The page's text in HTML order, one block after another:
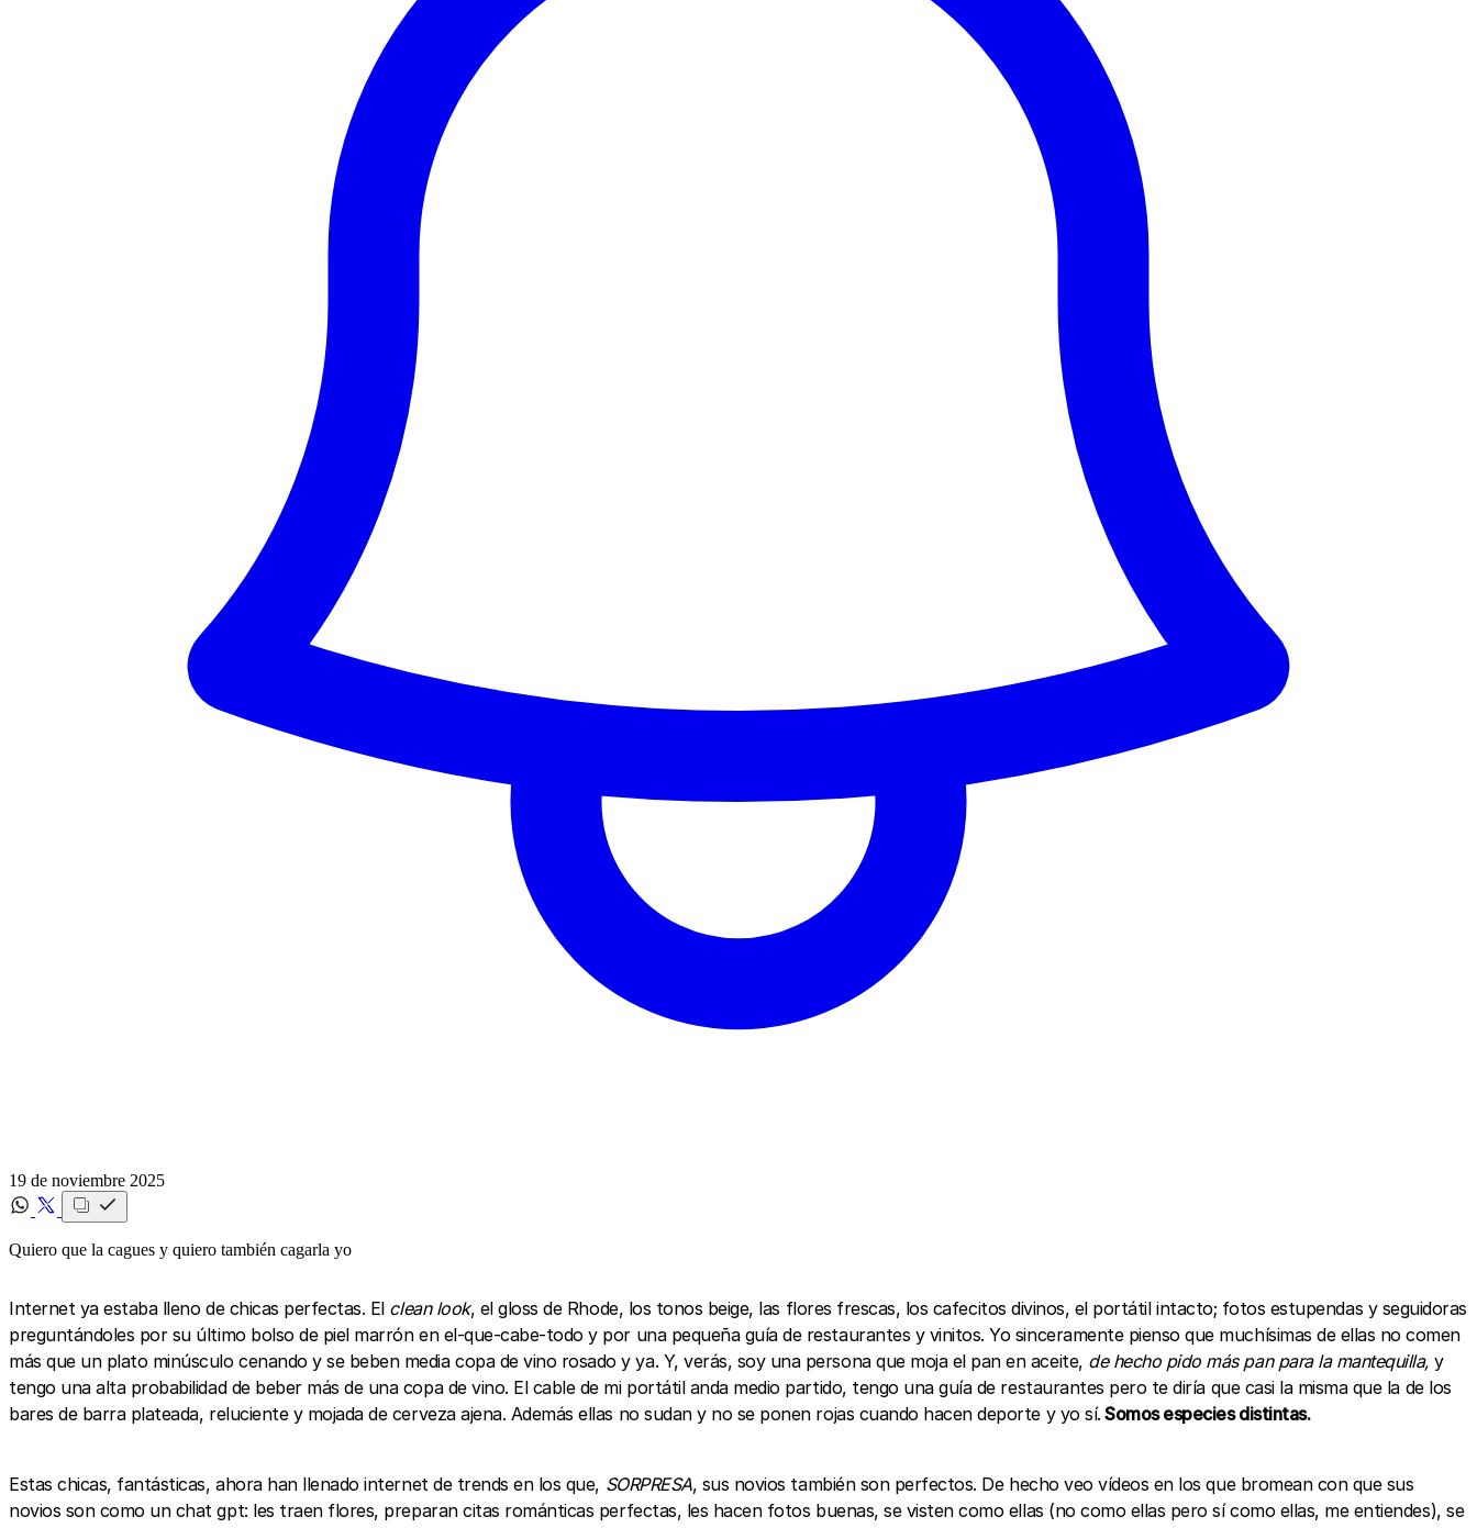
19 de noviembre 2025
Quiero que la cagues y quiero también cagarla yo
Internet ya estaba lleno de chicas perfectas. El clean look, el gloss de Rhode, los tonos beige, las flores frescas, los cafecitos divinos, el portátil intacto; fotos estupendas y seguidoras
preguntándoles por su último bolso de piel marrón en el-que-cabe-todo y por una pequeña guía de restaurantes y vinitos. Yo sinceramente pienso que muchísimas de ellas no comen
más que un plato minúsculo cenando y se beben media copa de vino rosado y ya. Y, verás, soy una persona que moja el pan en aceite, de hecho pido más pan para la mantequilla, y
tengo una alta probabilidad de beber más de una copa de vino. El cable de mi portátil anda medio partido, tengo una guía de restaurantes pero te diría que casi la misma que la de los
bares de barra plateada, reluciente y mojada de cerveza ajena. Además ellas no sudan y no se ponen rojas cuando hacen deporte y yo sí. Somos especies distintas.
Estas chicas, fantásticas, ahora han llenado internet de trends en los que, SORPRESA, sus novios también son perfectos. De hecho veo vídeos en los que bromean con que sus
novios son como un chat gpt: les traen flores, preparan citas románticas perfectas, les hacen fotos buenas, se visten como ellas (no como ellas pero sí como ellas, me entiendes), se